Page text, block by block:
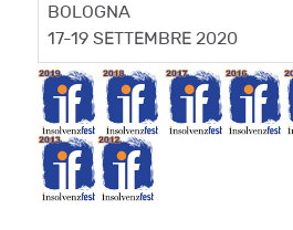
BOLOGNA
17-19 SETTEMBRE 2020